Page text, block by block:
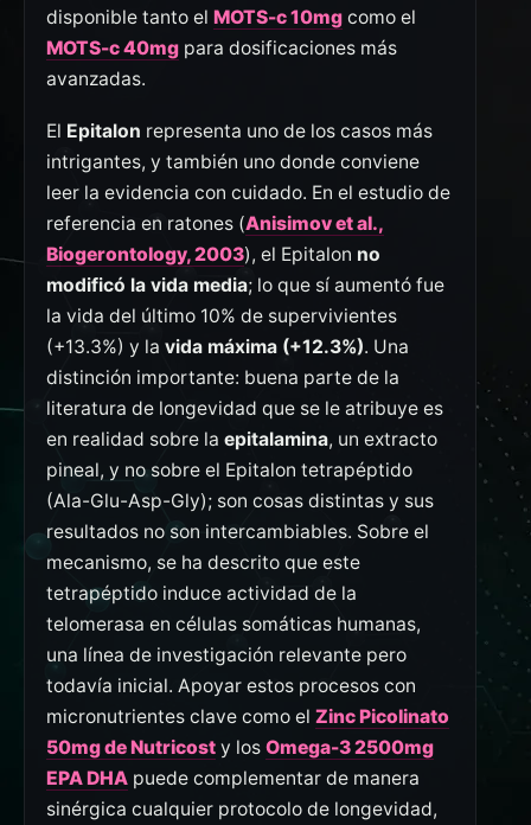
disponible tanto el MOTS-c 10mg como el
MOTS-c 40mg para dosificaciones más
avanzadas.
El Epitalon representa uno de los casos más
intrigantes, y también uno donde conviene
leer la evidencia con cuidado. En el estudio de
referencia en ratones (Anisimov et al.,
Biogerontology, 2003), el Epitalon no
modificó la vida media; lo que sí aumentó fue
la vida del último 10% de supervivientes
(+13.3%) y la vida máxima (+12.3%). Una
distinción importante: buena parte de la
literatura de longevidad que se le atribuye es
en realidad sobre la epitalamina, un extracto
pineal, y no sobre el Epitalon tetrapéptido
(Ala-Glu-Asp-Gly); son cosas distintas y sus
resultados no son intercambiables. Sobre el
mecanismo, se ha descrito que este
tetrapéptido induce actividad de la
telomerasa en células somáticas humanas,
una línea de investigación relevante pero
todavía inicial. Apoyar estos procesos con
micronutrientes clave como el Zinc Picolinato
50mg de Nutricost y los Omega-3 2500mg
EPA DHA puede complementar de manera
sinérgica cualquier protocolo de longevidad,